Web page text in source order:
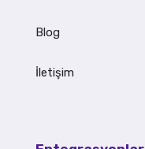
Blog
İletişim